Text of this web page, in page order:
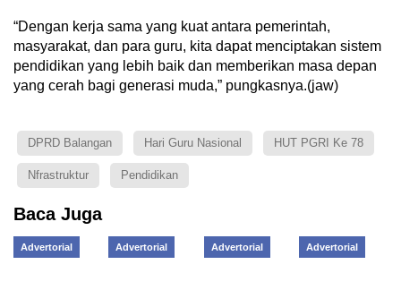
“Dengan kerja sama yang kuat antara pemerintah,
masyarakat, dan para guru, kita dapat menciptakan sistem
pendidikan yang lebih baik dan memberikan masa depan
yang cerah bagi generasi muda,” pungkasnya.(jaw)
DPRD Balangan Hari Guru Nasional HUT PGRI Ke 78
Nfrastruktur Pendidikan
Baca Juga
Advertorial Advertorial Advertorial Advertorial